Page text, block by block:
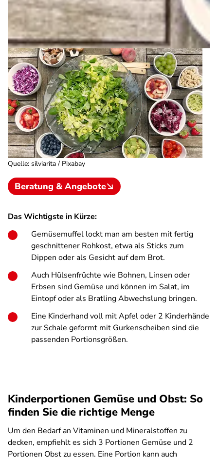
Quelle: silviarita / Pixabay
Beratung & Angebote
Das Wichtigste in Kürze:
Gemüsemuffel lockt man am besten mit fertig
geschnittener Rohkost, etwa als Sticks zum
Dippen oder als Gesicht auf dem Brot.
Auch Hülsenfrüchte wie Bohnen, Linsen oder
Erbsen sind Gemüse und können im Salat, im
Eintopf oder als Bratling Abwechslung bringen.
Eine Kinderhand voll mit Apfel oder 2 Kinderhände
zur Schale geformt mit Gurkenscheiben sind die
passenden Portionsgrößen.
Kinderportionen Gemüse und Obst: So
finden Sie die richtige Menge
Um den Bedarf an Vitaminen und Mineralstoffen zu
decken, empfiehlt es sich 3 Portionen Gemüse und 2
Portionen Obst zu essen. Eine Portion kann auch